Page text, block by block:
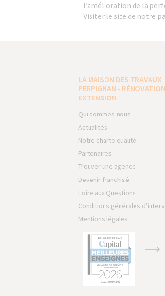
l’amélioration de la
Visiter le site de notre
LA MAISON DES TRAVAUX
PERPIGNAN -
EXTENSION
Qui sommes-nous
Actualités
Notre charte qualité
Partenaires
Trouver une agence
Devenir franchisé
Foire aux Questions
Conditions générales
Mentions légales